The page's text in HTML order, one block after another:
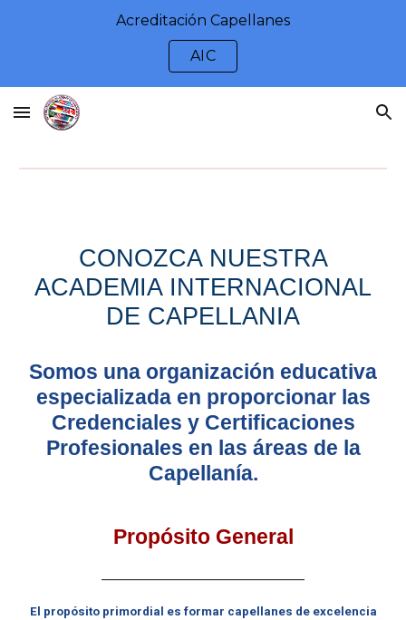
Acreditación Capellanes
AIC
CONOZCA NUESTRA
ACADEMIA INTERNACIONAL
DE CAPELLANIA
Somos una organización educativa
especializada en proporcionar las
Credenciales y Certificaciones
Profesionales en las áreas de la
Capellanía.
Propósito General
El propósito primordial es formar capellanes de excelencia